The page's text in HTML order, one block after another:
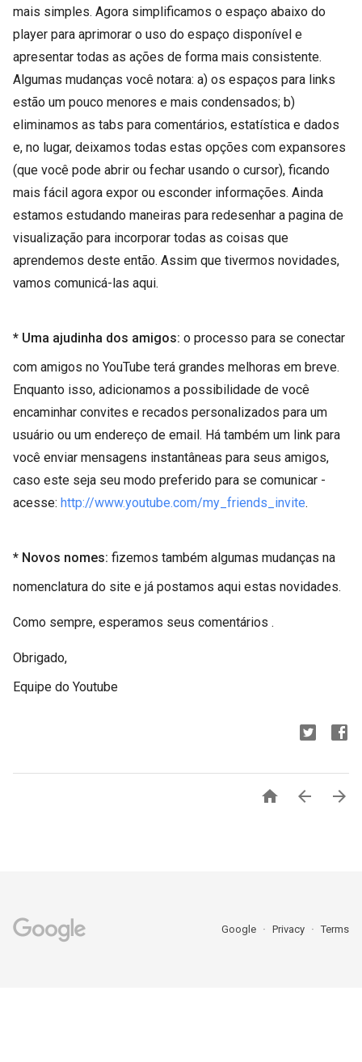
mais simples. Agora simplificamos o espaço abaixo do
player para aprimorar o uso do espaço disponível e
apresentar todas as ações de forma mais consistente.
Algumas mudanças você notara: a) os espaços para links
estão um pouco menores e mais condensados; b)
eliminamos as tabs para comentários, estatística e dados
e, no lugar, deixamos todas estas opções com expansores
(que você pode abrir ou fechar usando o cursor), ficando
mais fácil agora expor ou esconder informações. Ainda
estamos estudando maneiras para redesenhar a pagina de
visualização para incorporar todas as coisas que
aprendemos deste então. Assim que tivermos novidades,
vamos comunicá-las aqui.
* Uma ajudinha dos amigos: o processo para se conectar
com amigos no YouTube terá grandes melhoras em breve.
Enquanto isso, adicionamos a possibilidade de você
encaminhar convites e recados personalizados para um
usuário ou um endereço de email. Há também um link para
você enviar mensagens instantâneas para seus amigos,
caso este seja seu modo preferido para se comunicar -
acesse: http://www.youtube.com/my_friends_invite.
* Novos nomes: fizemos também algumas mudanças na
nomenclatura do site e já postamos aqui estas novidades.
Como sempre, esperamos seus comentários .
Obrigado,
Equipe do Youtube
  
Google Privacy Terms